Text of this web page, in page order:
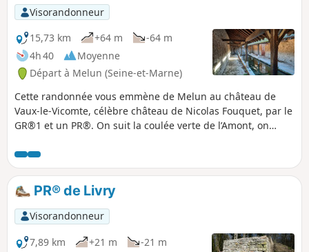
Visorandonneur
15,73 km
+64 m
-64 m
4h 40
Moyenne
Départ à Melun (Seine-et-Marne)
Cette randonnée vous emmène de Melun au château de
Vaux-le-Vicomte, célèbre château de Nicolas Fouquet, par le
GR®1 et un PR®. On suit la coulée verte de l’Amont, on
petite cité de caractère », puis un passage près du château
de Vaux-le-Vicomte et de ses jardins à la française.
PR® de Livry
Visorandonneur
7,89 km
+21 m
-21 m